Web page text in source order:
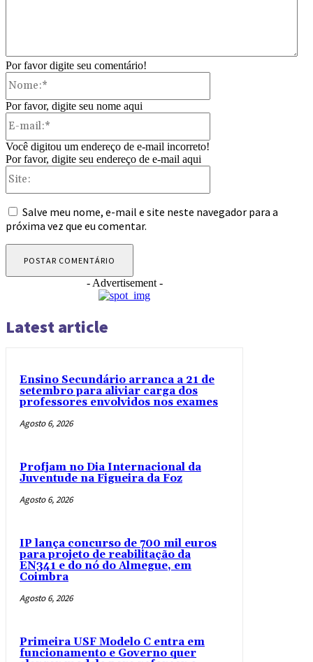
Por favor digite seu comentário!
Por favor, digite seu nome aqui
Você digitou um endereço de e-mail incorreto!
Por favor, digite seu endereço de e-mail aqui
Salve meu nome, e-mail e site neste navegador para a
próxima vez que eu comentar.
- Advertisement -
Latest article
Ensino Secundário arranca a 21 de
setembro para aliviar carga dos
professores envolvidos nos exames
Agosto 6, 2026
Profjam no Dia Internacional da
Juventude na Figueira da Foz
Agosto 6, 2026
IP lança concurso de 700 mil euros
para projeto de reabilitação da
EN341 e do nó do Almegue, em
Coimbra
Agosto 6, 2026
Primeira USF Modelo C entra em
funcionamento e Governo quer